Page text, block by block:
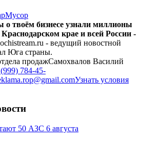
Мусор
твоём бизнесе узнали миллионы
крае и всей России -
- ведущий новостной
Юга страны.
продажСамохвалов Василий
784-45-
Узнать условия